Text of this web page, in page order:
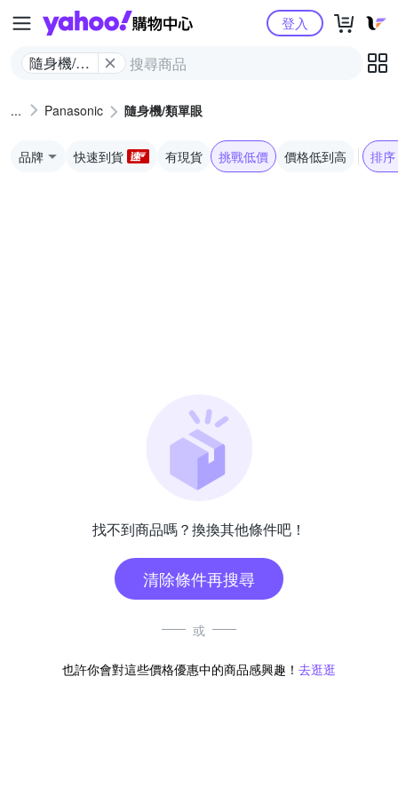
Yahoo購物中心
隨身機/類
登入
Panasonic 隨身機/類單眼
品牌 快速到貨 有現貨 挑戰低價 價格低到高 排序
找不到商品嗎？換換其他條件吧！
清除條件再搜尋
或
也許你會對這些價格優惠中的商品感興趣！ 去逛逛